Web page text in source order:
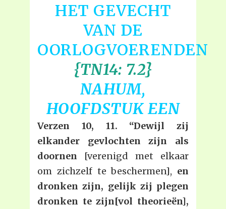
HET GEVECHT
VAN DE
OORLOGVOERENDEN
{TN14: 7.2}
NAHUM,
HOOFDSTUK EEN
Verzen 10, 11. “Dewijl zij
elkander gevlochten zijn als
doornen [verenigd met elkaar
om zichzelf te beschermen], en
dronken zijn, gelijk zij plegen
dronken te zijn[vol theorieën],